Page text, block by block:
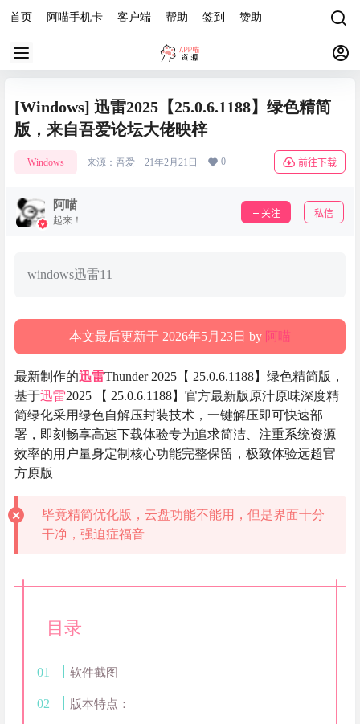
首页 阿喵手机卡 客户端 帮助 签到 赞助
[Windows] 迅雷2025【25.0.6.1188】绿色精简
版，来自吾爱论坛大佬映梓
Windows 来源： 吾爱 21年2月21日 0 前往下载
阿喵
起来！
关注 私信
windows迅雷11
本文最后更新于 2026年5月23日 by 阿喵
最新制作的迅雷Thunder 2025【 25.0.6.1188】绿色精简版，
基于迅雷2025 【 25.0.6.1188】官方最新版原汁原味深度精
简绿化采用绿色自解压封装技术，一键解压即可快速部
署，即刻畅享高速下载体验专为追求简洁、注重系统资源
效率的用户量身定制核心功能完整保留，极致体验远超官
方原版
毕竟精简优化版，云盘功能不能用，但是界面十分
干净，强迫症福音
目录
软件截图
版本特点：